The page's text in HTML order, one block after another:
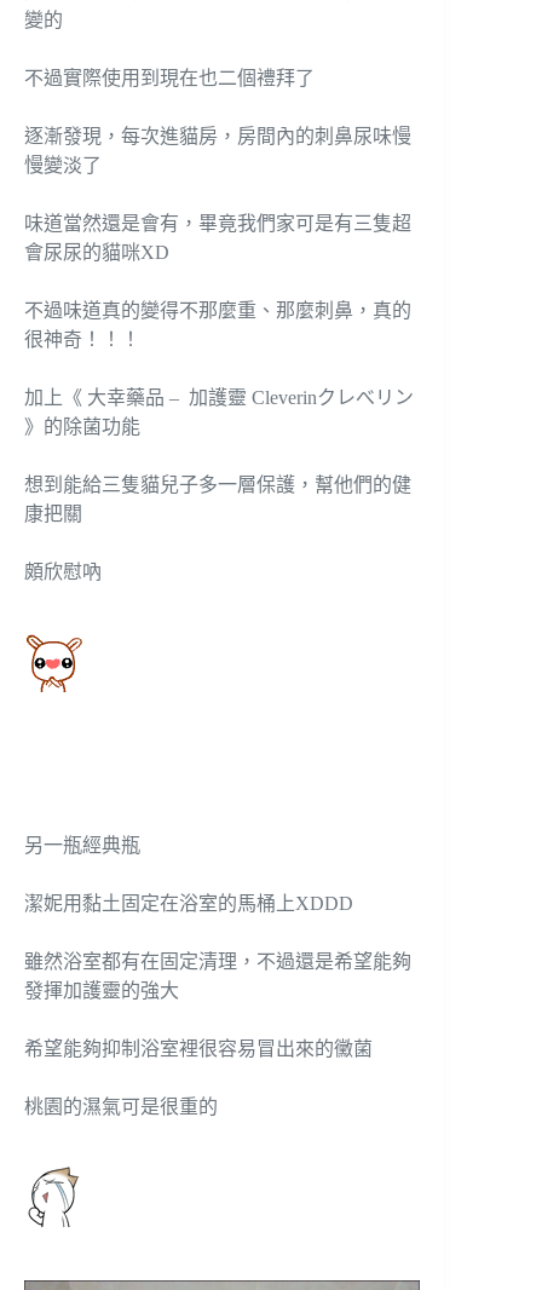
變的
不過實際使用到現在也二個禮拜了
逐漸發現，每次進貓房，房間內的刺鼻尿味慢
慢變淡了
味道當然還是會有，畢竟我們家可是有三隻超
會尿尿的貓咪XD
不過味道真的變得不那麼重、那麼刺鼻，真的
很神奇！！！
加上《 大幸藥品 – 加護靈 Cleverinクレべリン
》的除菌功能
想到能給三隻貓兒子多一層保護，幫他們的健
康把關
頗欣慰吶
另一瓶經典瓶
潔妮用黏土固定在浴室的馬桶上XDDD
雖然浴室都有在固定清理，不過還是希望能夠
發揮加護靈的強大
希望能夠抑制浴室裡很容易冒出來的黴菌
桃園的濕氣可是很重的